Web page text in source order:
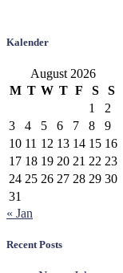
Kalender
August 2026
M T W T F S
S
1
2
3
4 5 6 7 8
9
10 11 12 13 14 15 16
17 18 19 20 21 22 23
24 25 26 27 28 29 30
31
« Jan
Recent Posts